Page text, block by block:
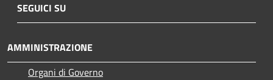
SEGUICI SU
AMMINISTRAZIONE
Organi di Governo